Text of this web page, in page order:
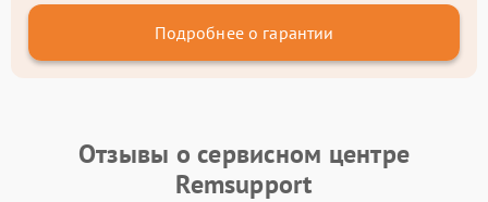
Подробнее о гарантии
Отзывы о сервисном центре
Remsupport